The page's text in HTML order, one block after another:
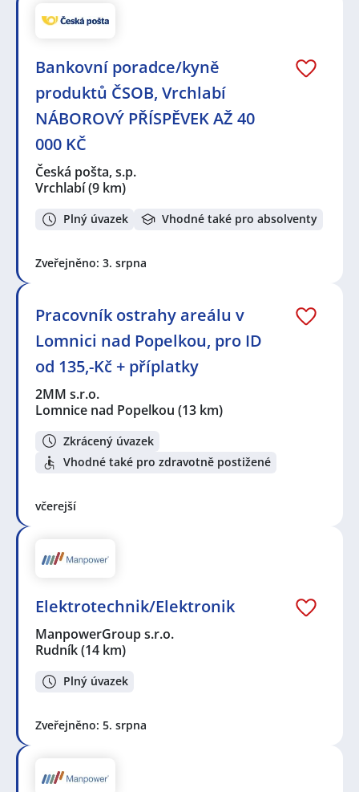
Bankovní poradce/kyně
produktů ČSOB, Vrchlabí
NÁBOROVÝ PŘÍSPĚVEK AŽ 40
000 KČ
Česká pošta, s.p.
Vrchlabí(9 km)
Plný úvazek Vhodné také pro absolventy
Zveřejněno: 3. srpna
Pracovník ostrahy areálu v
Lomnici nad Popelkou, pro ID
od 135,-Kč + příplatky
2MM s.r.o.
Lomnice nad Popelkou (13 km)
Zkrácený úvazek
Vhodné také pro zdravotně postižené
včerejší
Elektrotechnik/Elektronik
ManpowerGroup s.r.o.
Rudník(14 km)
Plný úvazek
Zveřejněno: 5. srpna